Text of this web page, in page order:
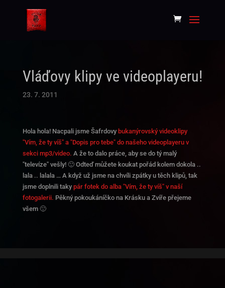
Vláďovy klipy ve videoplayeru!
23. 7. 2011
Hola hola! Nacpali jsme Šafrdovy bukanýrovský videoklipy
"Vím, že ty víš" a "Dopis pro tebe" do našeho videoplayeru v
sekci mp3/video. A že to dalo práce, aby se do tý malý
"televíze" vešly! 🙂 Odteď můžete koukat pořád kolem dokola ..
lala .. lalala … A když už jsme na chvíli zpátky u těch klipů, tak
jsme doplnili taky pár fotek do alba "Vím, že ty víš" v naší
fotogalerii. Pěkný pokoukáníčko na Krásku a Zvíře přejeme
všem 🙂